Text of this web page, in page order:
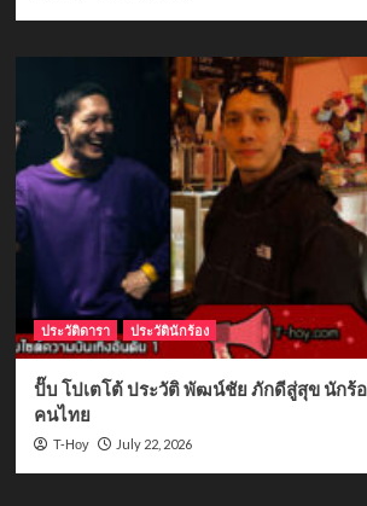
ประวัติดารา ประวัตินักร้อง
ปั๊บ โปเตโต้ ประวัติ พัฒน์ชัย ภักดีสู่สุข นักร้
คนไทย
T-Hoy July 22, 2026